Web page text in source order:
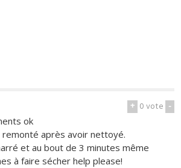
+ 0vote -
ok
après avoir nettoyé.
et au bout de 3 minutes même
à faire sécher help please!